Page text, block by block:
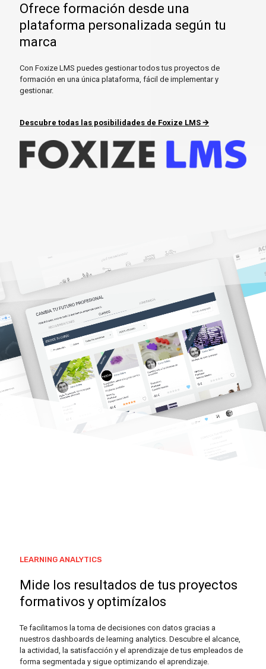
Ofrece formación desde una
plataforma personalizada según tu
marca
Con Foxize LMS puedes gestionar todos tus proyectos de
formación en una única plataforma, fácil de implementar y
gestionar.
Descubre todas las posibilidades de Foxize LMS 🡪
LEARNING ANALYTICS
Mide los resultados de tus proyectos
formativos y optimízalos
Te facilitamos la toma de decisiones con datos gracias a
nuestros dashboards de learning analytics. Descubre el alcance,
la actividad, la satisfacción y el aprendizaje de tus empleados de
forma segmentada y sigue optimizando el aprendizaje.